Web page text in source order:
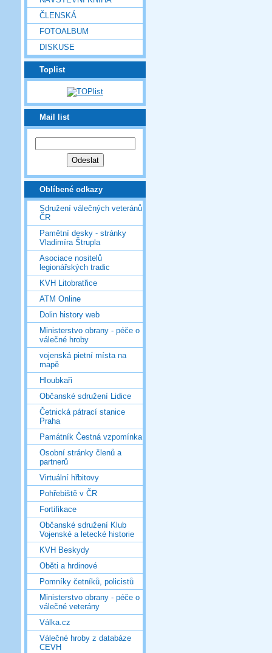
ČLENSKÁ
FOTOALBUM
DISKUSE
Toplist
Mail list
Oblíbené odkazy
Sdružení válečných veteránů
ČR
Pamětní desky - stránky
Vladimíra Štrupla
Asociace nositelů
legionářských tradic
KVH Litobratřice
ATM Online
Dolin history web
Ministerstvo obrany - péče o
válečné hroby
vojenská pietní místa na
mapě
Hloubkaři
Občanské sdružení Lidice
Četnická pátrací stanice
Praha
Památník Čestná vzpomínka
Osobní stránky členů a
partnerů
Virtuální hřbitovy
Pohřebiště v ČR
Fortifikace
Občanské sdružení Klub
Vojenské a letecké historie
KVH Beskydy
Oběti a hrdinové
Pomníky četníků, policistů
Ministerstvo obrany - péče o
válečné veterány
Válka.cz
Válečné hroby z databáze
CEVH